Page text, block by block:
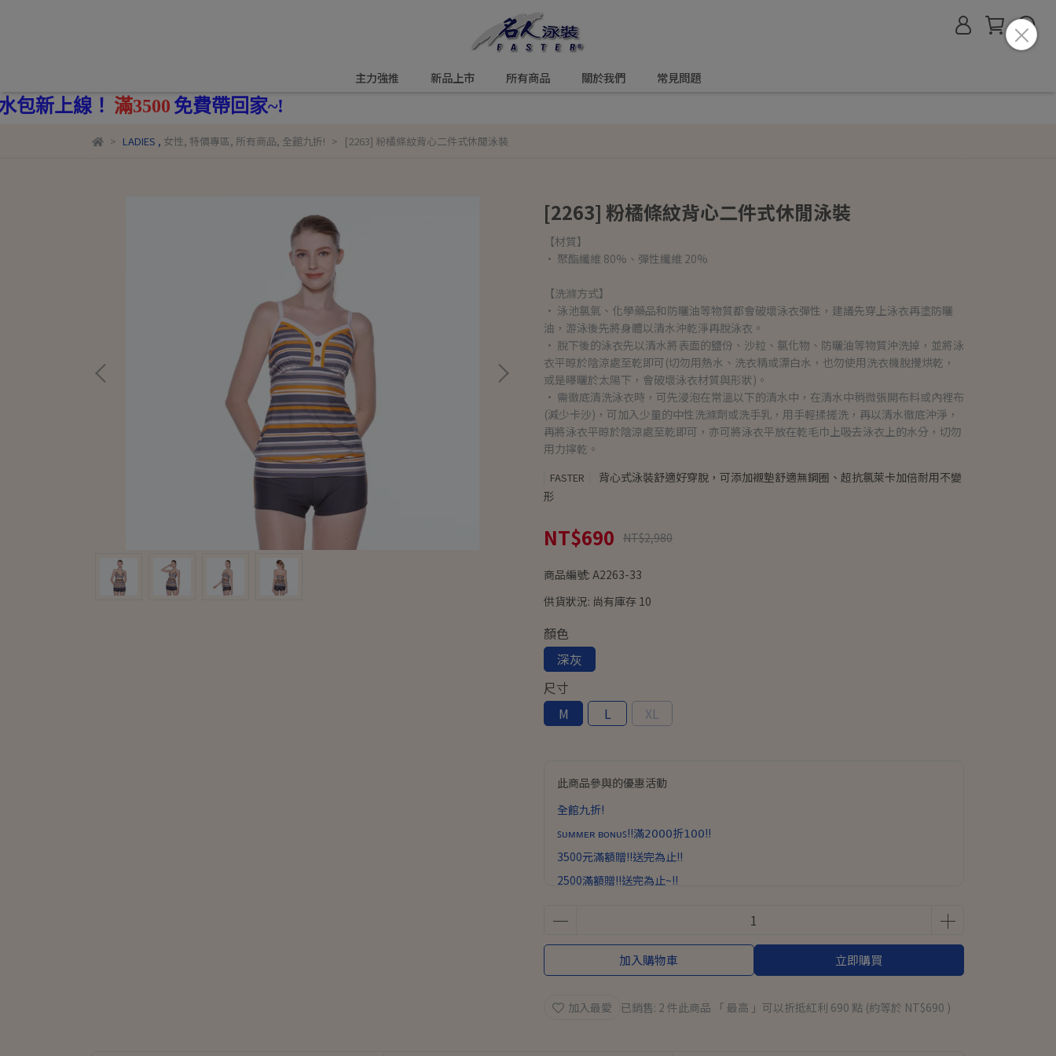
帶回家~!
主力強推 新品上市 所有商品 關於我們 常見問題
LADIES , 女性, 特價專區, 所有商品, 全館九折! [2263] 粉橘條紋背心二件式休閒泳裝
[2263] 粉橘條紋背心二件式休閒泳裝
【材質】
• 聚酯纖維 80%、彈性纖維 20%
【洗滌方式】
• 泳池氯氣、化學藥品和防曬油等物質都會破壞泳衣彈性，建議先穿上泳衣再塗防曬
油，游泳後先將身體以清水沖乾淨再脫泳衣。
• 脫下後的泳衣先以清水將表面的鹽份、沙粒、氯化物、防曬油等物質沖洗掉，並將泳
衣平晾於陰涼處至乾即可(切勿用熱水、洗衣精或漂白水，也勿使用洗衣機脫攪烘乾，
或是曝曬於太陽下，會破壞泳衣材質與形狀)。
• 需徹底清洗泳衣時，可先浸泡在常溫以下的清水中，在清水中稍微張開布料或內裡布
(減少卡沙)，可加入少量的中性洗滌劑或洗手乳，用手輕揉搓洗，再以清水徹底沖淨，
再將泳衣平晾於陰涼處至乾即可，亦可將泳衣平放在乾毛巾上吸去泳衣上的水分，切勿
用力擰乾。
FASTER
背心式泳裝舒適好穿脫，可添加襯墊舒適無鋼圈、超抗氯萊卡加倍耐用不變
形
NT$690 NT$2,980
商品編號: A2263-33
供貨狀況: 尚有庫存 10
顏色
深灰
尺寸
M
L XL
此商品參與的優惠活動
全館九折!
ꜱᴜᴍᴍᴇʀ ʙᴏɴᴜꜱ!!滿𝟤𝟢𝟢𝟢折𝟣𝟢𝟢!!
3500元滿額贈!!送完為止!!
2500滿額贈!!送完為止~!!
加入購物車 立即購買
加入最愛 已銷售: 2 件此商品 「 最高 」可以折抵紅利 690 點 (約等於 NT$690 )